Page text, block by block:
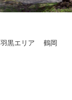
羽黒エリア
鶴岡